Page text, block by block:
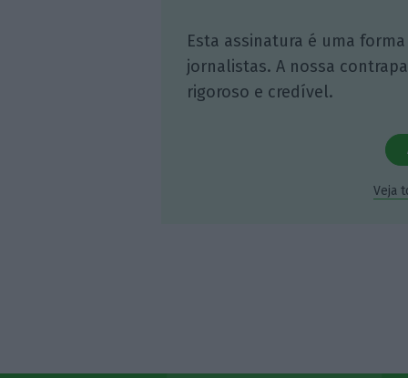
Esta assinatura é uma
jornalistas. A nossa
rigoroso e credível.
Veja